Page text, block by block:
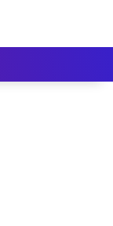
Tidak
Lahan, Wujudkan
Asap